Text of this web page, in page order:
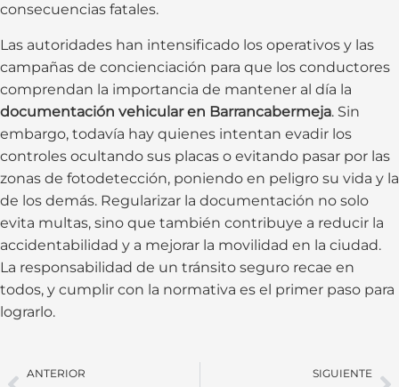
consecuencias fatales.
Las autoridades han intensificado los operativos y las
campañas de concienciación para que los conductores
comprendan la importancia de mantener al día la
documentación vehicular en Barrancabermeja. Sin
embargo, todavía hay quienes intentan evadir los
controles ocultando sus placas o evitando pasar por las
zonas de fotodetección, poniendo en peligro su vida y la
de los demás. Regularizar la documentación no solo
evita multas, sino que también contribuye a reducir la
accidentabilidad y a mejorar la movilidad en la ciudad.
La responsabilidad de un tránsito seguro recae en
todos, y cumplir con la normativa es el primer paso para
lograrlo.
ANTERIOR SIGUIENTE